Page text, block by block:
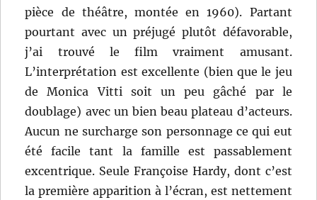
pièce de théâtre, montée en 1960). Partant
pourtant avec un préjugé plutôt défavorable,
j’ai trouvé le film vraiment amusant.
L’interprétation est excellente (bien que le jeu
de Monica Vitti soit un peu gâché par le
doublage) avec un bien beau plateau d’acteurs.
Aucun ne surcharge son personnage ce qui eut
été facile tant la famille est passablement
excentrique. Seule Françoise Hardy, dont c’est
la première apparition à l’écran, est nettement